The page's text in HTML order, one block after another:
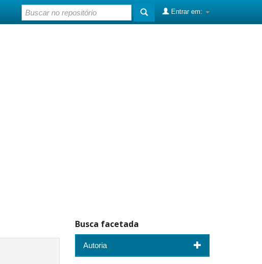
Entrar em:
Busca facetada
Autoria